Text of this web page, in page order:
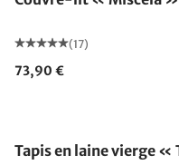
(17)
73,90 €
Tapis en laine vierge «